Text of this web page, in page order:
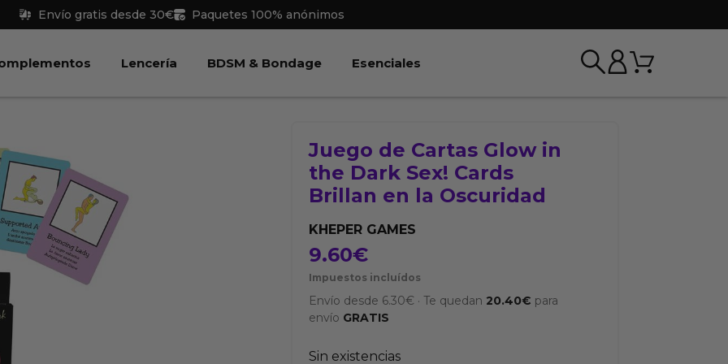
Envío gratis desde 30€ Paquetes 100% anónimos
Juguetes Abrir Complementos
Lencería Abrir Lencería
BDSM & Bondage Abrir BDSM & Bondage
Esenciales Carrito
Juego de Cartas Glow in
the Dark Sex! Cards
Brillan en la Oscuridad
KHEPER GAMES
9.60€
Impuestos incluídos
Envío desde 6.30€ ·Te quedan 20.40€ para
envío GRATIS
Sin existencias